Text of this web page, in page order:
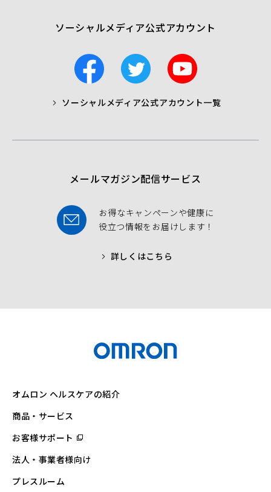
ソーシャルメディア公式アカウント
F
a
a
o
T
w
t
r
Y
o
t
e
ソーシャルメディア公式アカウント一覧
メールマガジン配信サービス
お得なキャンペーンや健康に
役立つ情報をお届けします！
詳しくはこちら
オムロン ヘルスケアの紹介
商品・サービス
お客様サポート （別
ィ
ン
法人・事業者様向け
プレスルーム